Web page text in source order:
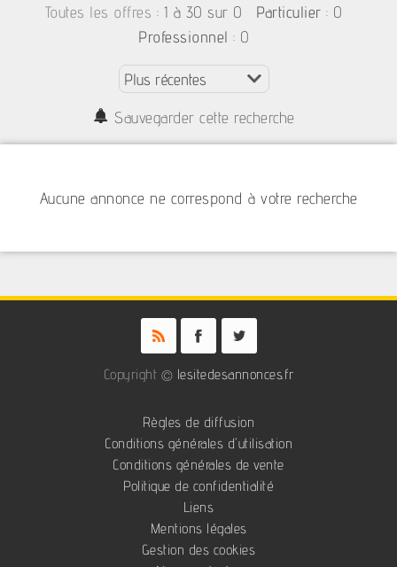
Toutes les offres : 1 à 30 sur 0 Particulier : 0
Professionnel : 0
Sauvegarder cette recherche
Aucune annonce ne correspond à votre recherche
Copyright © lesitedesannonces.fr
Règles de diffusion
Conditions générales d'utilisation
Conditions générales de vente
Politique de confidentialité
Liens
Mentions légales
Gestion des cookies